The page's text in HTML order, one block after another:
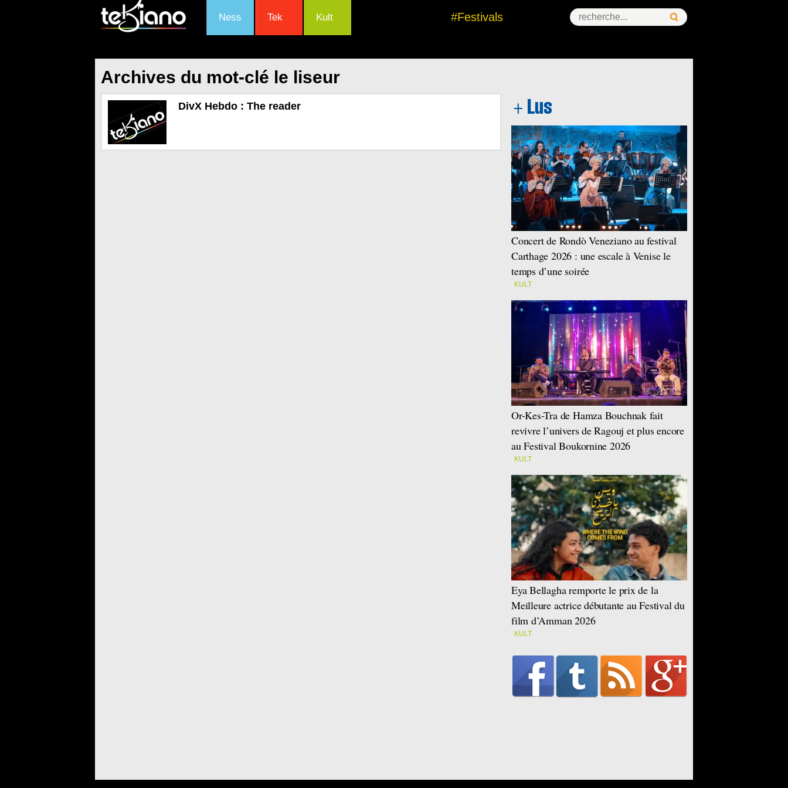
Ness Tek Kult #Festivals
Archives du mot-clé le liseur
DivX Hebdo : The reader
Concert de Rondò Veneziano au festival
Carthage 2026 : une escale à Venise le
temps d’une soirée
KULT
Or-Kes-Tra de Hamza Bouchnak fait
revivre l’univers de Ragouj et plus encore
au Festival Boukornine 2026
KULT
Eya Bellagha remporte le prix de la
Meilleure actrice débutante au Festival du
film d’Amman 2026
KULT